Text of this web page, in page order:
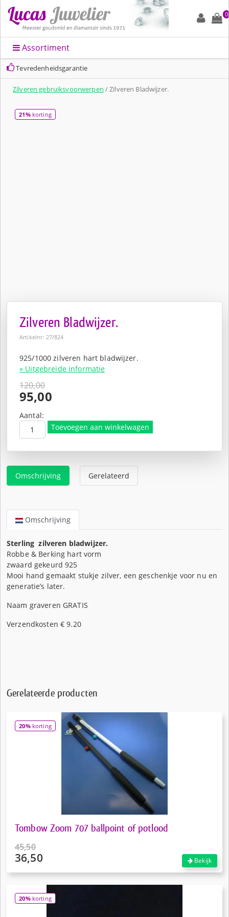
0
Assortiment
Tevredenheidsgarantie
Zilveren gebruiksvoorwerpen / Zilveren Bladwijzer.
21%korting
Zilveren Bladwijzer.
Artikelnr: 27/824
925/1000 zilveren hart bladwijzer.
» Uitgebreide informatie
120,00
Oorspronkelijke
prijs
was:
€120,00.
95,00
Huidige
prijs
is:
€95,00.
Aantal:
Toevoegen aan winkelwagen
Omschrijving Gerelateerd
Omschrijving
Sterling zilveren bladwijzer.
Robbe & Berking hart vorm
zwaard gekeurd 925
Mooi hand gemaakt stukje zilver, een geschenkje voor nu en
generatie’s later.
Naam graveren GRATIS
Verzendkosten € 9.20
Gerelateerde producten
20%korting
Tombow Zoom 707 ballpoint of potlood
45,50
Oorspronkelijke
36,50
is:
€36,50.
Bekijk
20%korting